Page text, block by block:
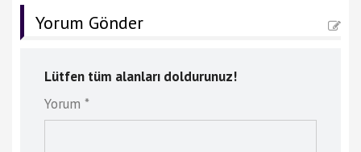
Yorum Gönder
Lütfen tüm alanları doldurunuz!
Yorum *